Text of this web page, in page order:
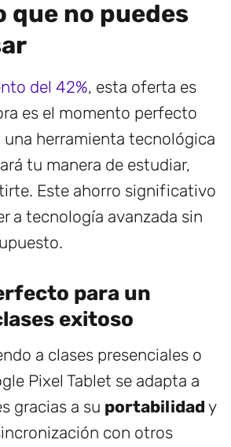
que no puedes
del 42%, esta oferta es
es el momento perfecto
una herramienta tecnológica
tu manera de estudiar,
Este ahorro significativo
a tecnología avanzada sin
para un
exitoso
a clases presenciales o
Pixel Tablet se adapta a
gracias a su portabilidad y
con otros